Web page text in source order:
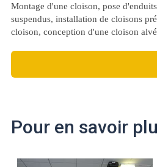
Montage d'une cloison, pose
suspendus, installation de cloisons
cloison, conception d'une cloison
Pour en savoir